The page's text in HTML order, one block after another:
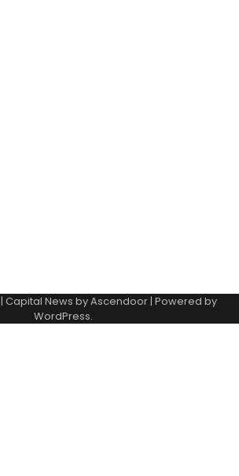
| Capital News byAscendoor| Powered by
WordPress.